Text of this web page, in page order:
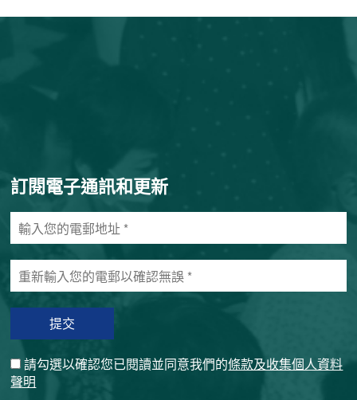
訂閱電子通訊和更新
輸
入
的
電
郵
址
*
重
新
您
的
電
郵
請勾選以確認您已閱讀並同意我們的條款及收集個人資料
聲明